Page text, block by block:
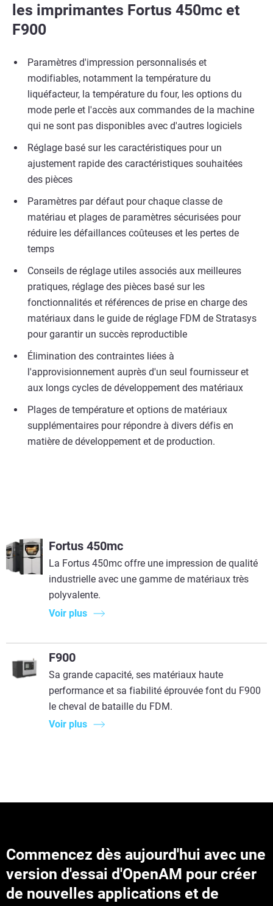
les imprimantes Fortus 450mc et
F900
Paramètres d'impression personnalisés et
modifiables, notamment la température du
liquéfacteur, la température du four, les options du
mode perle et l'accès aux commandes de la machine
qui ne sont pas disponibles avec d'autres logiciels
Réglage basé sur les caractéristiques pour un
ajustement rapide des caractéristiques souhaitées
des pièces
Paramètres par défaut pour chaque classe de
matériau et plages de paramètres sécurisées pour
réduire les défaillances coûteuses et les pertes de
temps
Conseils de réglage utiles associés aux meilleures
pratiques, réglage des pièces basé sur les
fonctionnalités et références de prise en charge des
matériaux dans le guide de réglage FDM de Stratasys
pour garantir un succès reproductible
Élimination des contraintes liées à
l'approvisionnement auprès d'un seul fournisseur et
aux longs cycles de développement des matériaux
Plages de température et options de matériaux
supplémentaires pour répondre à divers défis en
matière de développement et de production.
Fortus 450mc
La Fortus 450mc offre une impression de qualité
industrielle avec une gamme de matériaux très
polyvalente.
Voir plus
F900
Sa grande capacité, ses matériaux haute
performance et sa fiabilité éprouvée font du F900
le cheval de bataille du FDM.
Voir plus
Commencez dès aujourd'hui avec une
version d'essai d'OpenAM pour créer
de nouvelles applications et de